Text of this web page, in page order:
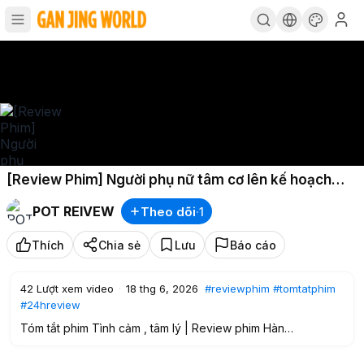
[Review Phim] Người phụ nữ tâm cơ lên kế hoạch
h.ại chớt chồng
POT REIVEW
Theo dõi·1
Thích Chia sẻ Lưu Báo cáo
42 Lượt xem video · 18 thg 6, 2026 #reviewphim #tomtatphim
#24hreview
Tóm tắt phim Tình cảm , tâm lý | Review phim Hàn